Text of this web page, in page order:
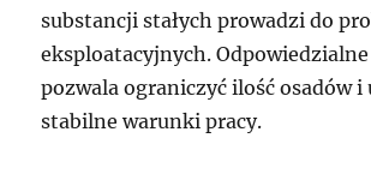
substancji stałych prowadzi do
eksploatacyjnych.
pozwala ograniczyć ilość osadów
stabilne warunki pracy.